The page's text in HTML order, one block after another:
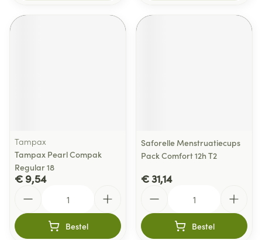
Tampax
Tampax Pearl Compak
Regular 18
€ 9,54
Bestel
Saforelle Menstruatiecups
Pack Comfort 12h T2
€ 31,14
Bestel